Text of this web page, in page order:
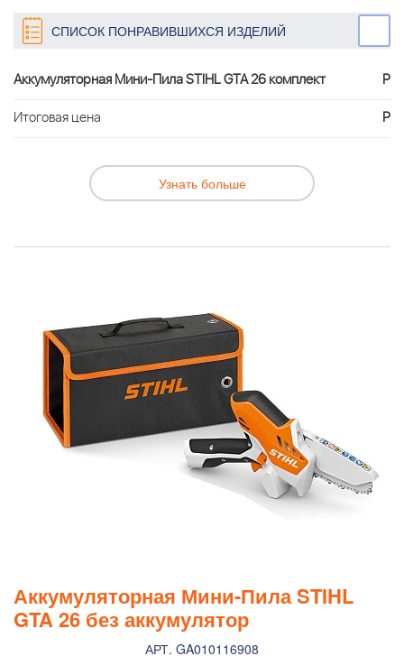
СПИСОК ПОНРАВИВШИХСЯ ИЗДЕЛИЙ
Аккумуляторная Мини-Пила STIHL GTA 26 комплект
Р
Итоговая цена
Р
Узнать больше
Аккумуляторная Мини-Пила STIHL
GTA 26 без аккумулятор
АРТ. GA010116908